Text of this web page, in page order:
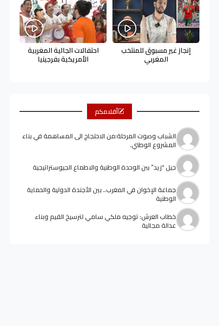
إنجاز غير مسبوق للمنتخب
المغربي
احتفالات الجالية المغربية
الأمريكية بفرجينيا
أقلامكم
الشباب وصوت المرحلة:من الاحتجاج الى المساهمة في بناء
المشروع الوطني.
جيل “زيد” ببن الوحدة الوطنية والاطماع الجيوستراتيجية
جماعة الإخوان في المغرب.. بين الأجندة الدولية والحماية
الوطنية
خطاب العرش: توجيه ملكي سامي لترسيخ القيم وبناء
عدالة مجالية